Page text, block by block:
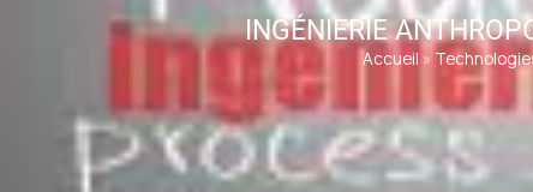
INGÉNIERIE
Accueil »